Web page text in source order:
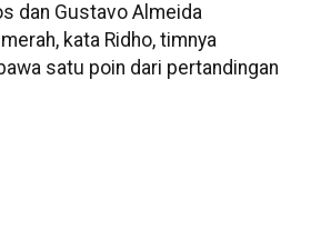
dan Gustavo Almeida
kata Ridho, timnya
satu poin dari pertandingan